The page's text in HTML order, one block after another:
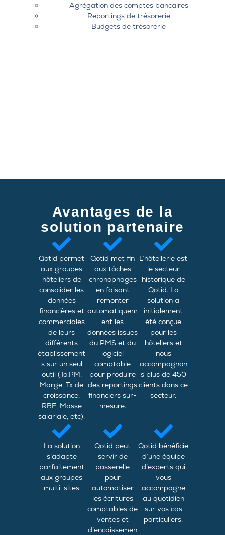
Agrégation des comptes bancaires
Reportings de trésorerie
Budgets de trésorerie
Avantages de la
solution partenaire
Qotid permet
aux groupes
hôteliers de
consolider les
données
financières et
commerciales
de leurs
différents
établissement
s sur un seul
outil (To,PM,
Marge, Tx de
croissance,
RBE, Masse
salariale, etc).
Qotid met fin
aux tâches
chronophages
en faisant
remonter
automatiquem
ent les
données issues
du PMS et du
logiciel
comptable
pour produire
des reportings
financiers sur-
mesure.
L’hôtellerie est
le secteur
historique de
Qotid. La
solution a
initialement
été conçue
pour les
hôteliers et
nous
accompagnon
s plus de 450
clients dans ce
secteur.
La solution
s’adapte
parfaitement
aux groupes
multi-sites
Qotid peut
servir de
passerelle
pour
automatiser
les écritures
comptables de
ventes et
d’encaissemen
Qotid bénéficie
d’une équipe
d’experts qui
vous
accompagne
au quotidien
sur vos cas
particuliers.